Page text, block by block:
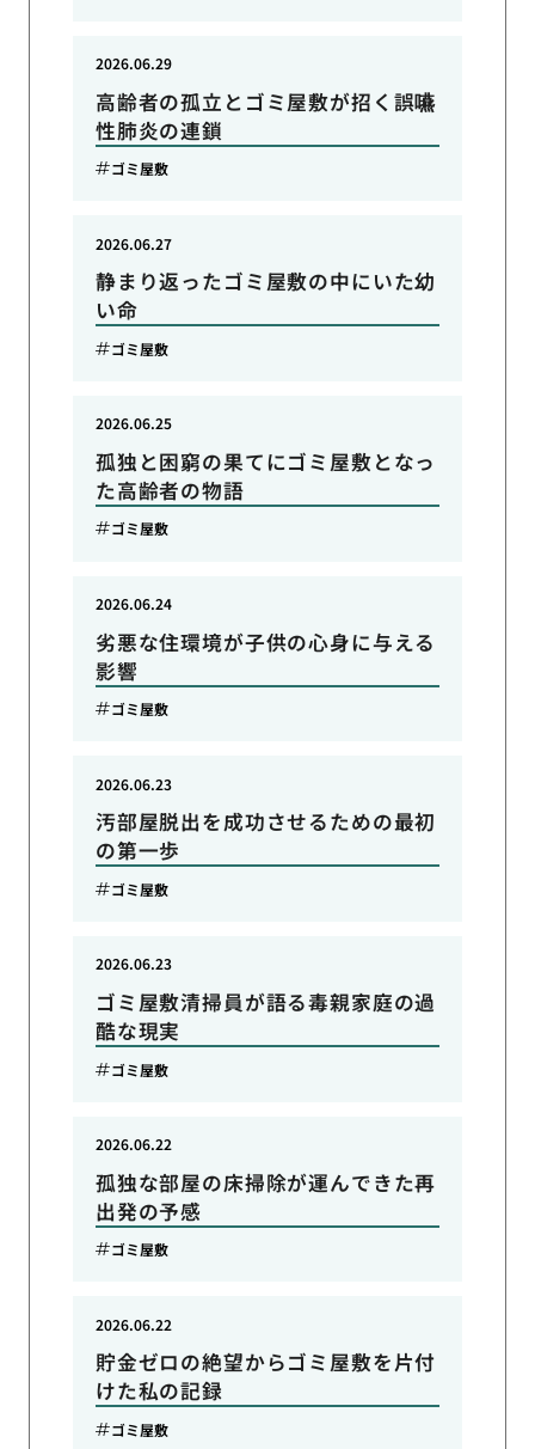
高齢者の孤立とゴミ屋敷が招く誤嚥
性肺炎の連鎖
2026.06.29
ゴミ屋敷
静まり返ったゴミ屋敷の中にいた幼
い命
2026.06.27
ゴミ屋敷
孤独と困窮の果てにゴミ屋敷となっ
た高齢者の物語
2026.06.25
ゴミ屋敷
劣悪な住環境が子供の心身に与える
影響
2026.06.24
ゴミ屋敷
汚部屋脱出を成功させるための最初
の第一歩
2026.06.23
ゴミ屋敷
ゴミ屋敷清掃員が語る毒親家庭の過
酷な現実
2026.06.23
ゴミ屋敷
孤独な部屋の床掃除が運んできた再
出発の予感
2026.06.22
ゴミ屋敷
貯金ゼロの絶望からゴミ屋敷を片付
けた私の記録
2026.06.22
ゴミ屋敷